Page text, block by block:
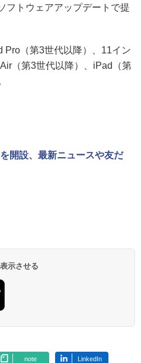
トウェアアップデートで提
（第3世代以降）、11イン
（第3世代以降）、iPad（第
開設、最新ニュースや友だ
示させる
note LinkedIn